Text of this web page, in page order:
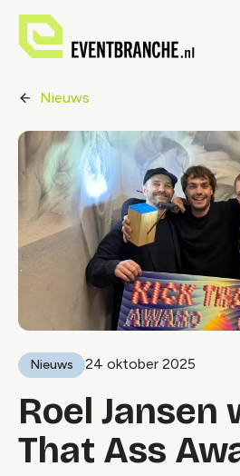
Nieuws
Nieuws 24 oktober 2025
Roel Jansen
That Ass